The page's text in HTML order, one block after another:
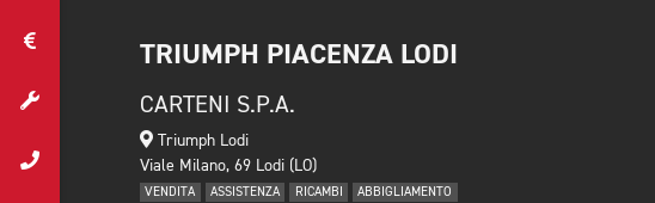
TRIUMPH PIACENZA LODI
CARTENI S.P.A.
Triumph Lodi
Viale Milano, 69 Lodi (LO)
VENDITA ASSISTENZA RICAMBI ABBIGLIAMENTO